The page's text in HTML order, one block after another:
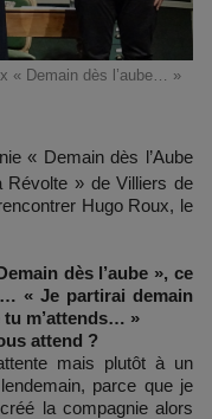
« Demain dès l’aube… »
« Demain dès l’Aube
Révolte » de Villiers de
Hugo Roux, le
dès l’aube », ce
« Je partirai demain
m’attends… »
attend ?
mais plutôt à un
parce que je
la compagnie alors